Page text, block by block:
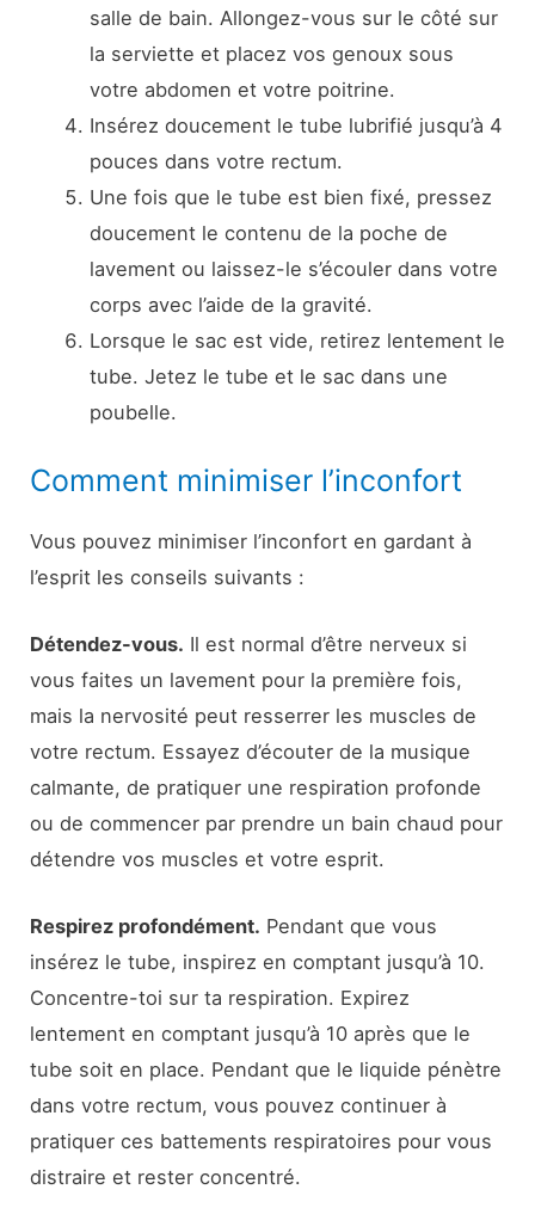
salle de bain. Allongez-vous sur le côté sur
la serviette et placez vos genoux sous
votre abdomen et votre poitrine.
Insérez doucement le tube lubrifié jusqu’à 4
pouces dans votre rectum.
Une fois que le tube est bien fixé, pressez
doucement le contenu de la poche de
lavement ou laissez-le s’écouler dans votre
corps avec l’aide de la gravité.
Lorsque le sac est vide, retirez lentement le
tube. Jetez le tube et le sac dans une
poubelle.
Comment minimiser l’inconfort
Vous pouvez minimiser l’inconfort en gardant à
l’esprit les conseils suivants :
Détendez-vous. Il est normal d’être nerveux si
vous faites un lavement pour la première fois,
mais la nervosité peut resserrer les muscles de
votre rectum. Essayez d’écouter de la musique
calmante, de pratiquer une respiration profonde
ou de commencer par prendre un bain chaud pour
détendre vos muscles et votre esprit.
Respirez profondément. Pendant que vous
insérez le tube, inspirez en comptant jusqu’à 10.
Concentre-toi sur ta respiration. Expirez
lentement en comptant jusqu’à 10 après que le
tube soit en place. Pendant que le liquide pénètre
dans votre rectum, vous pouvez continuer à
pratiquer ces battements respiratoires pour vous
distraire et rester concentré.